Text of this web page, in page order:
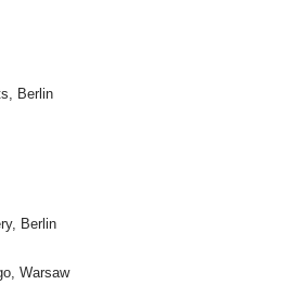
Berlin
Berlin
Warsaw